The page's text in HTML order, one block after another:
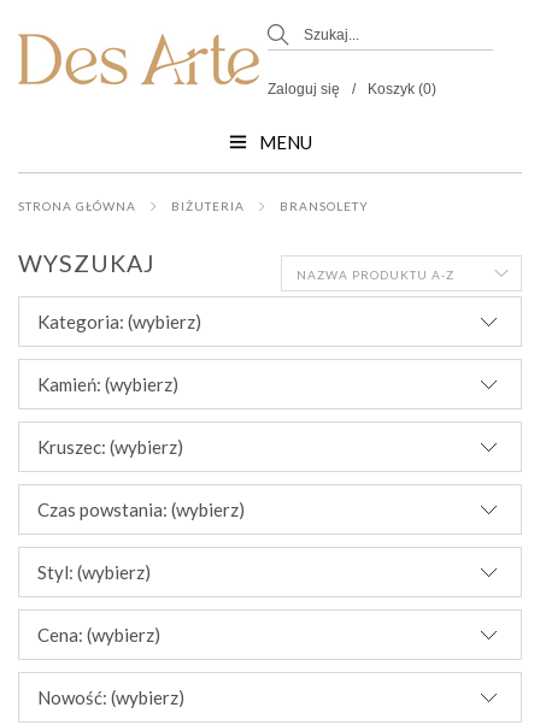
Zaloguj się Koszyk (0)
MENU
STRONA GŁÓWNA BIŻUTERIA BRANSOLETY
WYSZUKAJ
Kategoria: (wybierz)
Kamień: (wybierz)
Kruszec: (wybierz)
Czas powstania: (wybierz)
Styl: (wybierz)
Cena: (wybierz)
Nowość: (wybierz)
NAZWA PRODUKTU A-Z